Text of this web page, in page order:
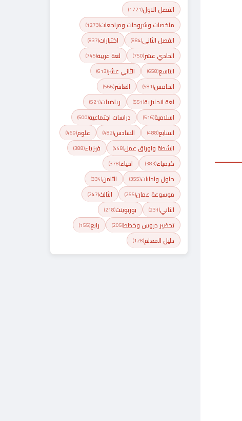
الفصل الاول(1721)
ملخصات وشروحات ومراجعات(1273)
الفصل الثاني(884) اختبارات(837)
الحادي عشر(750) لغة عربية(745)
التاسع(658) الثاني عشر(613)
الخامس(581) العاشر(566)
لغة انجليزية(551) رياضيات(521)
اسلامية(516) دراسات اجتماعية(500)
السابع(488) السادس(482) علوم(469)
انشطة واوراق عمل(448) فيزياء(388)
كيمياء(383) احياء(378)
حلول واجابات(355) الثامن(334)
موسوعة عمان(255) الثالث(247)
الثاني(231) بوربوينت(218)
تحضير دروس وخطط(205) رابع(155)
دليل المعلم(128)